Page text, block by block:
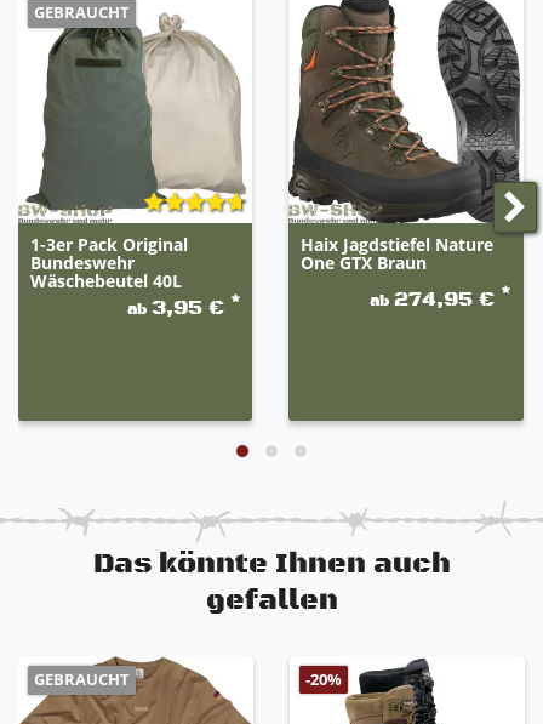
Bitte beachten Sie: Aufgrund der Vielzahl von
Stiefeln, ist es uns nicht möglich jeden Stiefel einzeln
abzubilden und genau zu beschreiben. Die Stiefel
sind der Abbildung ähnlich und können leicht
abweichen.
Bitte richten Sie sich nach der Artikelbeschreibung.
GEBRAUCHT
1-3er Pack Original
Bundeswehr
Wäschebeutel 40L
ab 3,95 € *
Haix Jagdstiefel Nature
One GTX Braun
ab 274,95 € *
Das könnte Ihnen auch
gefallen
GEBRAUCHT -20%